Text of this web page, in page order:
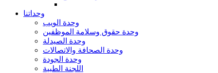
وحداتنا
وحدة الويب
وحدة حقوق وسلامة الموظفين
وحدة الصيدلة
وحدة الصحافة والاتصالات
وحدة الجودة
اللجنة الطبية